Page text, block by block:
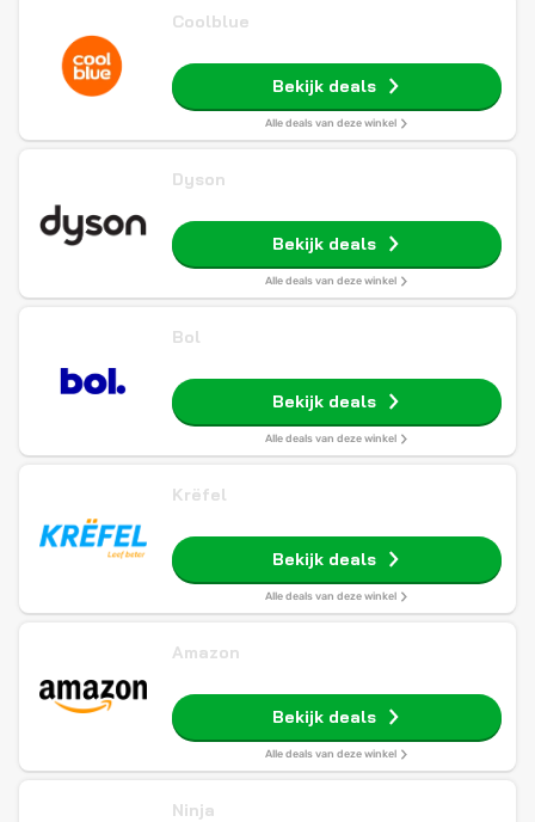
Coolblue
Bekijk deals
Alle deals van deze winkel
Dyson
Bekijk deals
Alle deals van deze winkel
Bol
Bekijk deals
Alle deals van deze winkel
Krëfel
Bekijk deals
Alle deals van deze winkel
Amazon
Bekijk deals
Alle deals van deze winkel
Ninja